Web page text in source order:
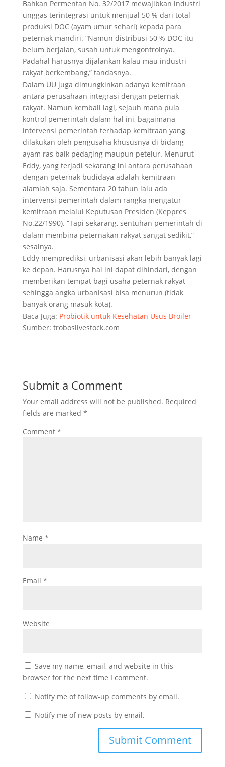
Bahkan Permentan No. 32/2017 mewajibkan industri
unggas terintegrasi untuk menjual 50 % dari total
produksi DOC (ayam umur sehari) kepada para
peternak mandiri. “Namun distribusi 50 % DOC itu
belum berjalan, susah untuk mengontrolnya.
Padahal harusnya dijalankan kalau mau industri
rakyat berkembang,” tandasnya.
Dalam UU juga dimungkinkan adanya kemitraan
antara perusahaan integrasi dengan peternak
rakyat. Namun kembali lagi, sejauh mana pula
kontrol pemerintah dalam hal ini, bagaimana
intervensi pemerintah terhadap kemitraan yang
dilakukan oleh pengusaha khususnya di bidang
ayam ras baik pedaging maupun petelur. Menurut
Eddy, yang terjadi sekarang ini antara perusahaan
dengan peternak budidaya adalah kemitraan
alamiah saja. Sementara 20 tahun lalu ada
intervensi pemerintah dalam rangka mengatur
kemitraan melalui Keputusan Presiden (Keppres
No.22/1990). “Tapi sekarang, sentuhan pemerintah di
dalam membina peternakan rakyat sangat sedikit,”
sesalnya.
Eddy memprediksi, urbanisasi akan lebih banyak lagi
ke depan. Harusnya hal ini dapat dihindari, dengan
memberikan tempat bagi usaha peternak rakyat
sehingga angka urbanisasi bisa menurun (tidak
banyak orang masuk kota).
Baca Juga: Probiotik untuk Kesehatan Usus Broiler
Sumber: troboslivestock.com
Submit a Comment
Your email address will not be published. Required
fields are marked *
Comment *
Name *
Email *
Website
Save my name, email, and website in this
browser for the next time I comment.
Notify me of follow-up comments by email.
Notify me of new posts by email.